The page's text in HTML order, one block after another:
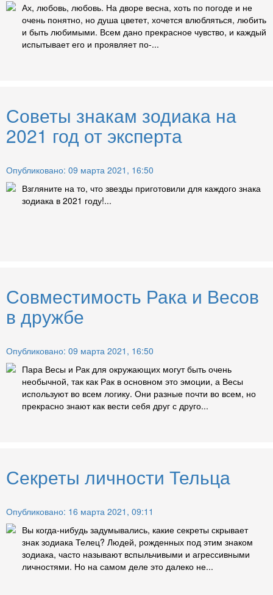
Ах, любовь, любовь. На дворе весна, хоть по погоде и не
очень понятно, но душа цветет, хочется влюбляться, любить
и быть любимыми. Всем дано прекрасное чувство, и каждый
испытывает его и проявляет по-...
Советы знакам зодиака на
2021 год от эксперта
Опубликовано: 09 марта 2021, 16:50
Взгляните на то, что звезды приготовили для каждого знака
зодиака в 2021 году!...
Совместимость Рака и Весов
в дружбе
Опубликовано: 09 марта 2021, 16:50
Пара Весы и Рак для окружающих могут быть очень
необычной, так как Рак в основном это эмоции, а Весы
используют во всем логику. Они разные почти во всем, но
прекрасно знают как вести себя друг с друго...
Секреты личности Тельца
Опубликовано: 16 марта 2021, 09:11
Вы когда-нибудь задумывались, какие секреты скрывает
знак зодиака Телец? Людей, рожденных под этим знаком
зодиака, часто называют вспыльчивыми и агрессивными
личностями. Но на самом деле это далеко не...